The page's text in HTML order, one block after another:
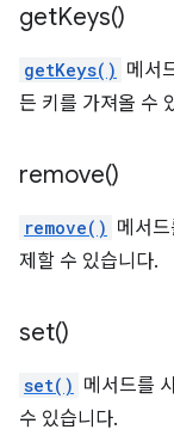
getKeys()
getKeys() 메서
든 키를 가져올 수
remove()
remove() 메서
제할 수 있습니다.
set()
set() 메서드를
수 있습니다.